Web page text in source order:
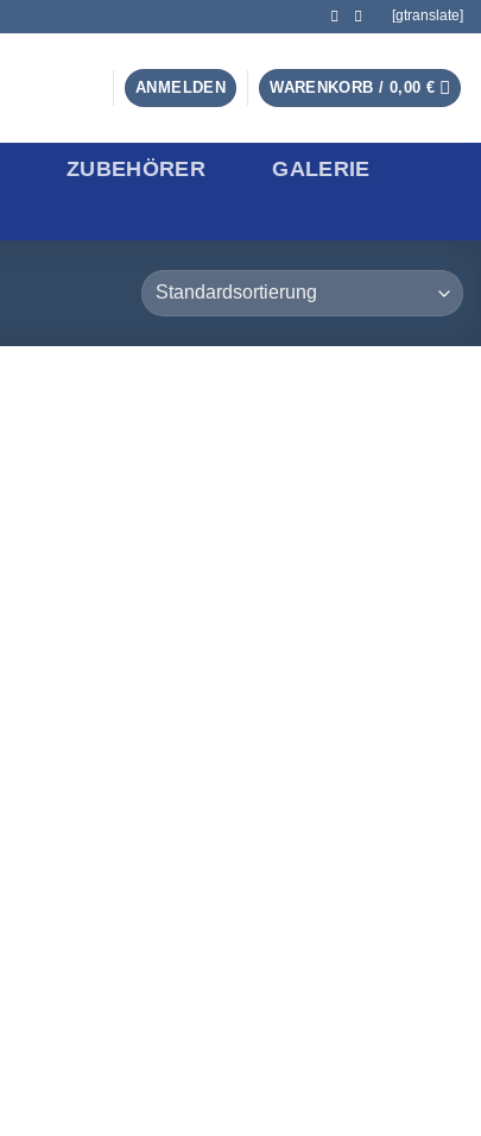
[gtranslate]
ANMELDEN WARENKORB / 0,00 €
ZUBEHÖRER GALERIE